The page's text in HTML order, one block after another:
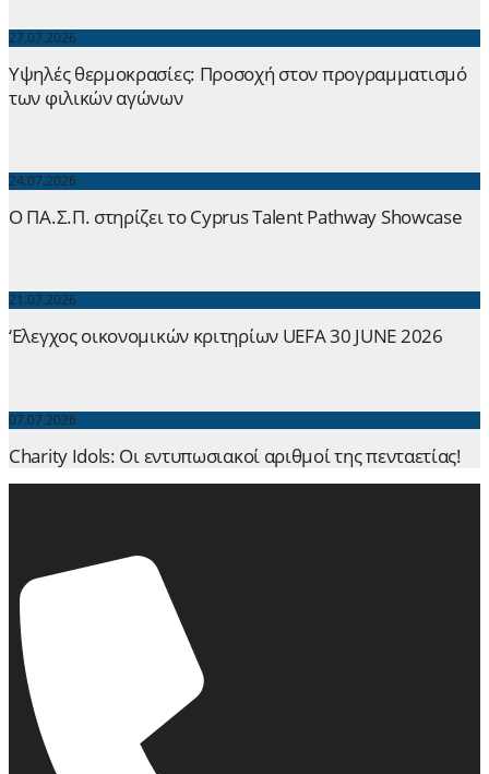
27.07.2026
Yψηλές θερμοκρασίες: Προσοχή στον προγραμματισμό
των φιλικών αγώνων
24.07.2026
Ο ΠΑ.Σ.Π. στηρίζει το Cyprus Talent Pathway Showcase
21.07.2026
‘Ελεγχος οικονομικών κριτηρίων UEFA 30 JUNE 2026
07.07.2026
Charity Idols: Οι εντυπωσιακοί αριθμοί της πενταετίας!